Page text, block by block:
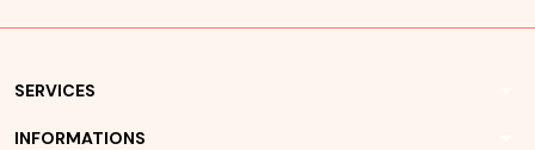
SERVICES
INFORMATIONS